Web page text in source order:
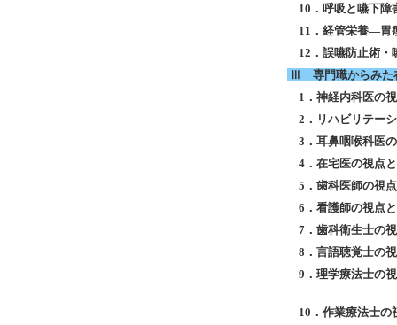
10．呼吸と嚥下障
11．経管栄養―胃
12．誤嚥防止術・
Ⅲ 専門職からみた
1．神経内科医の
2．リハビリテー
3．耳鼻咽喉科医
4．在宅医の視点
5．歯科医師の視
6．看護師の視点
7．歯科衛生士の
8．言語聴覚士の
9．理学療法士の
10．作業療法士の